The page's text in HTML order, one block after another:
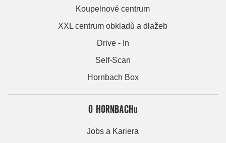
Koupelnové centrum
XXL centrum obkladů a dlažeb
Drive - In
Self-Scan
Hornbach Box
O HORNBACHu
Jobs a Kariera